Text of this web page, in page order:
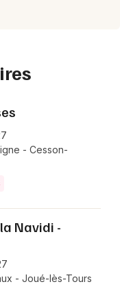
- Cesson-
Navidi -
- Joué-lès-Tours